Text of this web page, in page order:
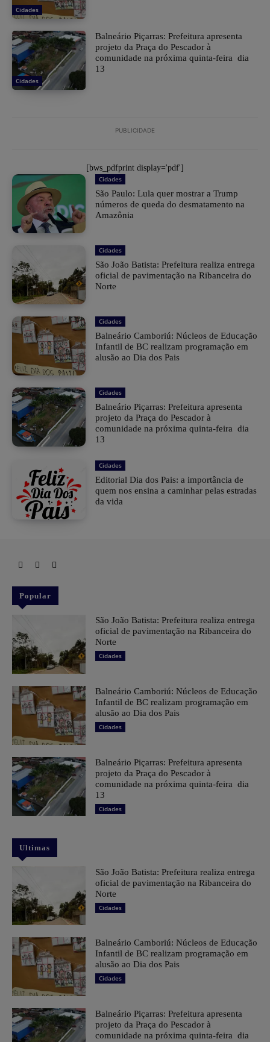
Cidades
Cidades
Balneário Piçarras: Prefeitura apresenta
projeto da Praça do Pescador à
comunidade na próxima quinta-feira dia
13
PUBLICIDADE
[bws_pdfprint display='pdf']
Cidades
São Paulo: Lula quer mostrar a Trump
números de queda do desmatamento na
Amazônia
Cidades
São João Batista: Prefeitura realiza entrega
oficial de pavimentação na Ribanceira do
Norte
Cidades
Balneário Camboriú: Núcleos de Educação
Infantil de BC realizam programação em
alusão ao Dia dos Pais
Cidades
Balneário Piçarras: Prefeitura apresenta
projeto da Praça do Pescador à
comunidade na próxima quinta-feira dia
13
Cidades
Editorial Dia dos Pais: a importância de
quem nos ensina a caminhar pelas estradas
da vida
Popular
São João Batista: Prefeitura realiza entrega
oficial de pavimentação na Ribanceira do
Norte
Cidades
Balneário Camboriú: Núcleos de Educação
Infantil de BC realizam programação em
alusão ao Dia dos Pais
Cidades
Balneário Piçarras: Prefeitura apresenta
projeto da Praça do Pescador à
comunidade na próxima quinta-feira dia
13
Cidades
Ultimas
São João Batista: Prefeitura realiza entrega
oficial de pavimentação na Ribanceira do
Norte
Cidades
Balneário Camboriú: Núcleos de Educação
Infantil de BC realizam programação em
alusão ao Dia dos Pais
Cidades
Balneário Piçarras: Prefeitura apresenta
projeto da Praça do Pescador à
comunidade na próxima quinta-feira dia